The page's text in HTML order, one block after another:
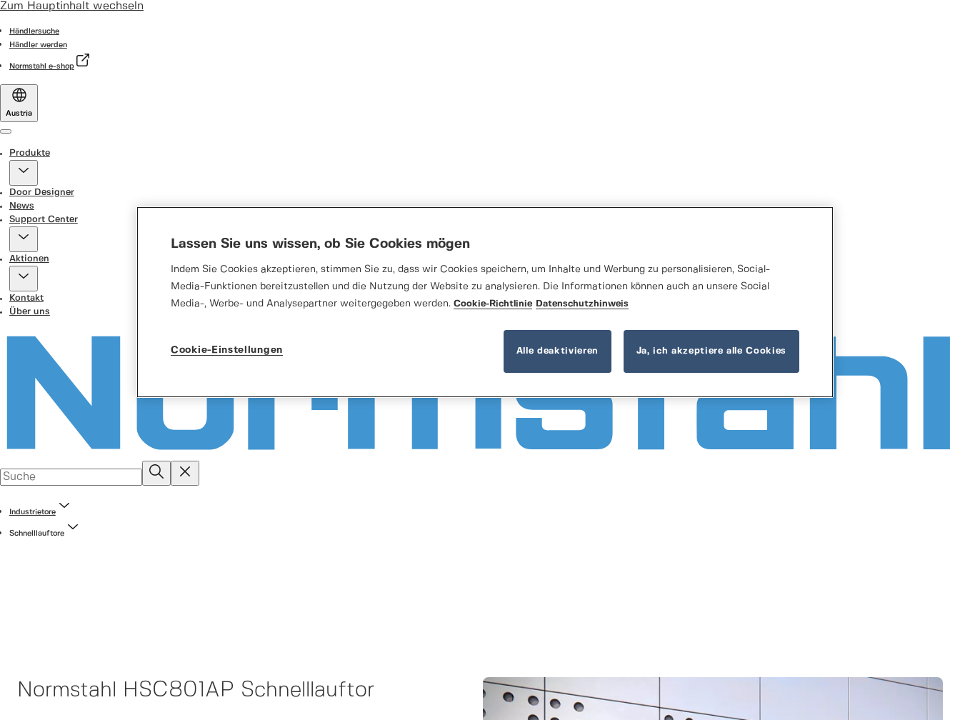
Zum Hauptinhalt wechseln
Händlersuche
Händler werden
Normstahl e-shop
Austria
Produkte
Door Designer
News
Support Center
Aktionen
Kontakt
Über uns
Industrietore
Schnelllauftore
Normstahl HSC801AP Schnelllauftor
Lassen Sie uns wissen, ob Sie Cookies mögen
Indem Sie Cookies akzeptieren, stimmen Sie zu, dass wir Cookies speichern, um Inhalte und Werbung zu personalisieren, Social-
Media-Funktionen bereitzustellen und die Nutzung der Website zu analysieren. Die Informationen können auch an unsere Social
Media-, Werbe- und Analysepartner weitergegeben werden. Cookie-Richtlinie Datenschutzhinweis
Cookie-Einstellungen Alle deaktivieren Ja, ich akzeptiere alle Cookies